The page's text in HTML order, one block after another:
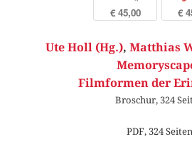
€ 45,00 €
Ute Holl (Hg.), Matthias
Filmformen der
Broschur, 324
PDF, 324 Seiten